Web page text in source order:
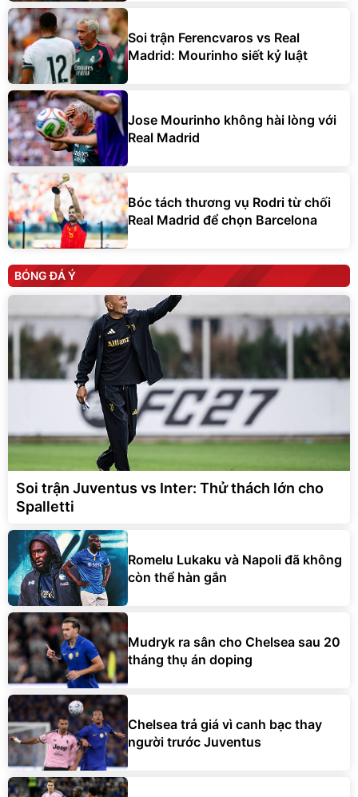
Soi trận Ferencvaros vs Real
Madrid: Mourinho siết kỷ luật
Jose Mourinho không hài lòng với
Real Madrid
Bóc tách thương vụ Rodri từ chối
Real Madrid để chọn Barcelona
BÓNG ĐÁ Ý
Soi trận Juventus vs Inter: Thử thách lớn cho
Spalletti
Romelu Lukaku và Napoli đã không
còn thể hàn gắn
Mudryk ra sân cho Chelsea sau 20
tháng thụ án doping
Chelsea trả giá vì canh bạc thay
người trước Juventus